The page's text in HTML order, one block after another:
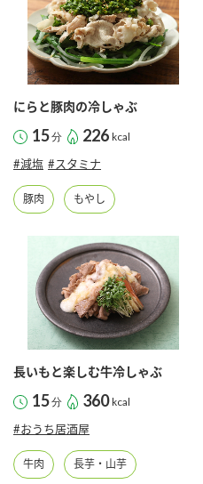
にらと豚肉の冷しゃぶ
15分 226 kcal
#減塩 #スタミナ
豚肉 もやし
長いもと楽しむ牛冷しゃぶ
15分 360 kcal
#おうち居酒屋
牛肉 長芋・山芋